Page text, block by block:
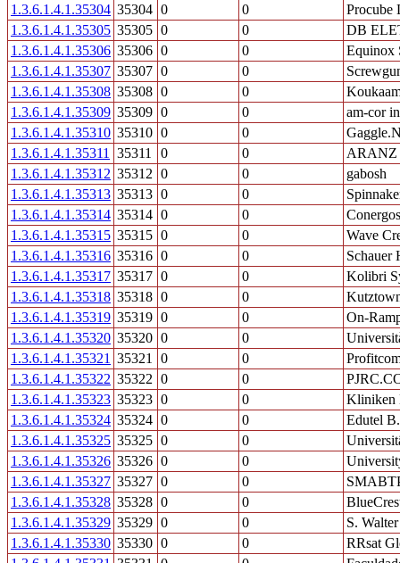
1.3.6.1.4.1.35304 35304 0 0
Procube
1.3.6.1.4.1.35305 35305 0 0
DB
1.3.6.1.4.1.35306 35306 0 0
Equinox
1.3.6.1.4.1.35307 35307 0 0
1.3.6.1.4.1.35308 35308 0 0
1.3.6.1.4.1.35309 35309 0 0
am-cor
1.3.6.1.4.1.35310 35310 0 0
1.3.6.1.4.1.35311
35311 0 0
ARANZ
1.3.6.1.4.1.35312 35312 0 0
gabosh
1.3.6.1.4.1.35313 35313 0 0
1.3.6.1.4.1.35314 35314 0 0
1.3.6.1.4.1.35315 35315 0 0
Wave
1.3.6.1.4.1.35316 35316 0 0
Schauer
1.3.6.1.4.1.35317 35317 0 0
Kolibri
1.3.6.1.4.1.35318 35318 0 0
1.3.6.1.4.1.35319 35319 0 0
On-
1.3.6.1.4.1.35320 35320 0 0
1.3.6.1.4.1.35321 35321 0 0
1.3.6.1.4.1.35322 35322 0 0
1.3.6.1.4.1.35323 35323 0 0
Kliniken
1.3.6.1.4.1.35324 35324 0 0
Edutel
1.3.6.1.4.1.35325 35325 0 0
1.3.6.1.4.1.35326 35326 0 0
1.3.6.1.4.1.35327 35327 0 0
1.3.6.1.4.1.35328 35328 0 0
1.3.6.1.4.1.35329 35329 0 0
S.
1.3.6.1.4.1.35330 35330 0 0
RRsat